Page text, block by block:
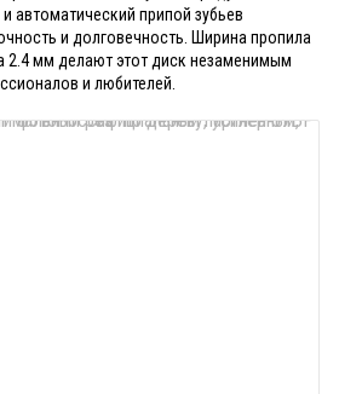
автоматический припой зубьев
и долговечность. Ширина пропила
2.4 мм делают этот диск незаменимым
и любителей.